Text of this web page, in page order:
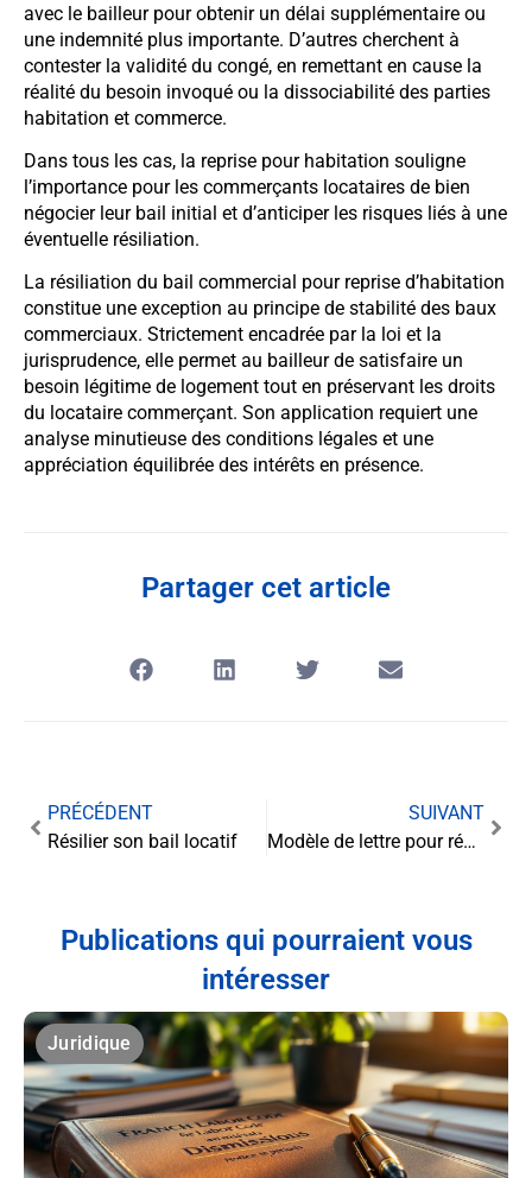
avec le bailleur pour obtenir un délai supplémentaire ou
une indemnité plus importante. D’autres cherchent à
contester la validité du congé, en remettant en cause la
réalité du besoin invoqué ou la dissociabilité des parties
habitation et commerce.
Dans tous les cas, la reprise pour habitation souligne
l’importance pour les commerçants locataires de bien
négocier leur bail initial et d’anticiper les risques liés à une
éventuelle résiliation.
La résiliation du bail commercial pour reprise d’habitation
constitue une exception au principe de stabilité des baux
commerciaux. Strictement encadrée par la loi et la
jurisprudence, elle permet au bailleur de satisfaire un
besoin légitime de logement tout en préservant les droits
du locataire commerçant. Son application requiert une
analyse minutieuse des conditions légales et une
appréciation équilibrée des intérêts en présence.
Partager cet article
PRÉCÉDENT
Résilier son bail locatif
SUIVANT
Modèle de lettre pour résiliation : pour mettre fin à vos contrats
Publications qui pourraient vous
intéresser
Juridique